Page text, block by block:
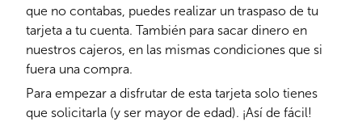
que no contabas, puedes realizar un traspaso de tu
tarjeta a tu cuenta. También para sacar dinero en
nuestros cajeros, en las mismas condiciones que si
fuera una compra.
Para empezar a disfrutar de esta tarjeta solo tienes
que solicitarla (y ser mayor de edad). ¡Así de fácil!